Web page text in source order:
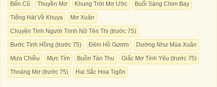
Bến Cũ
Thuyền Mơ Khung Trời Mơ Ước
Buổi Sáng Chim Bay
Tiếng Hát Về Khuya
Mơ Xuân
Chuyện Tình Người Trinh Nữ Tên Thi (trước 75)
Bước Tình Hồng (trước 75)
Đêm Hồ Gươm
Dường Như Mùa Xuân
Mưa Chiều
Mực Tím Buồn Tàn Thu
Giấc Mơ Tình Yêu (trước 75)
Thoáng Mơ (trước 75)
Hai Sắc Hoa Tigôn